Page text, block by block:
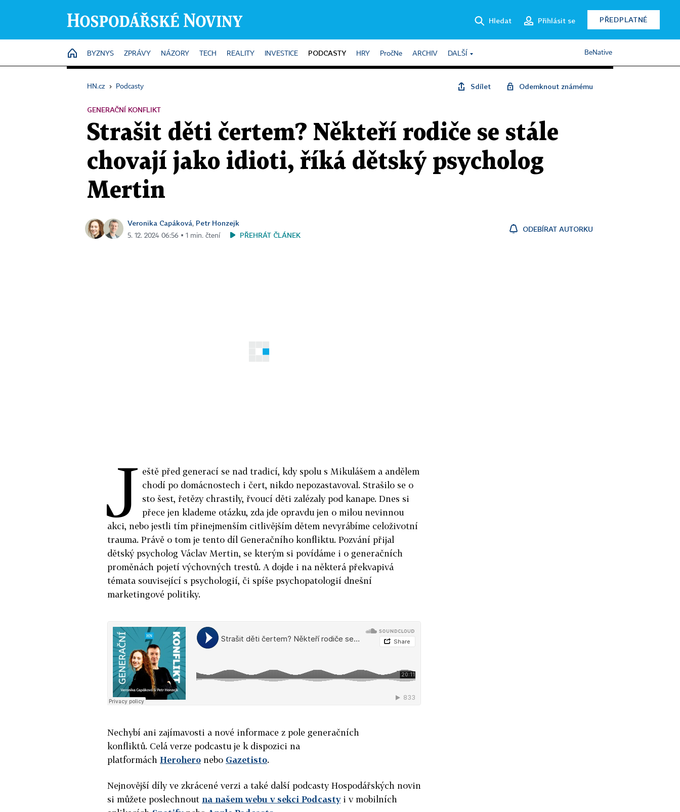
Hledat Přihlásit se PŘEDPLATNÉ
HOME
BYZNYS ZPRÁVY NÁZORY TECH REALITY INVESTICE PODCASTY HRY PročNe ARCHIV DALŠÍ BeNative
HN.cz › Podcasty Sdílet Odemknout známému
GENERAČNÍ KONFLIKT
Strašit děti čertem? Někteří rodiče se stále
chovají jako idioti, říká dětský psycholog
Mertin
Veronika Capáková, Petr Honzejk
5. 12. 2024 06:56 ▪ 1 min. čtení PŘEHRÁT ČLÁNEK
ODEBÍRAT AUTORKU
J eště před generací se nad tradicí, kdy spolu s Mikulášem a andělem
chodí po domácnostech i čert, nikdo nepozastavoval. Strašilo se o
sto šest, řetězy chrastily, řvoucí děti zalézaly pod kanape. Dnes si
přece jen klademe otázku, zda jde opravdu jen o milou nevinnou
akci, nebo jestli tím přinejmenším citlivějším dětem nevyrábíme celoživotní
trauma. Právě o tom je tento díl Generačního konfliktu. Pozvání přijal
dětský psycholog Václav Mertin, se kterým si povídáme i o generačních
proměnách pojetí výchovných trestů. A dojde i na některá překvapivá
témata související s psychologií, či spíše psychopatologií dnešní
marketingové politiky.
Nechybí ani zajímavosti a nové informace z pole generačních
konfliktů. Celá verze podcastu je k dispozici na
platformách Herohero nebo Gazetisto.
Nejnovější díly ve zkrácené verzi a také další podcasty Hospodářských novin
si můžete poslechnout na našemwebu v sekci Podcastyi v mobilních